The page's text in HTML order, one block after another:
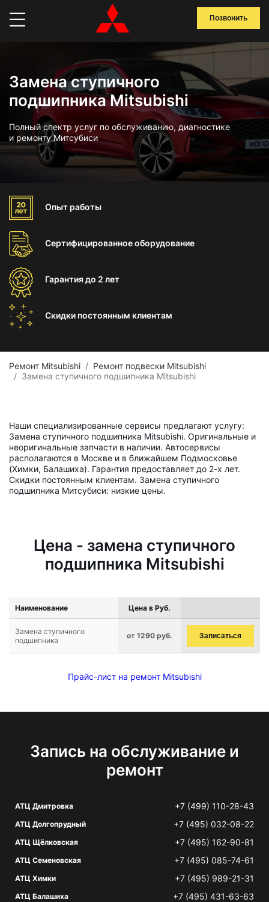
Позвонить
Замена ступичного
подшипника Mitsubishi
Полный спектр услуг по обслуживанию, диагностике
и ремонту Митсубиси
Опыт работы
Сертифицированноеоборудование
Гарантиядо 2 лет
Скидки постоянным клиентам
Ремонт Mitsubishi
Ремонт подвески Mitsubishi
Замена ступичного подшипника Mitsubishi
Наши специализированные сервисы предлагают услугу:
Замена ступичного подшипника Mitsubishi. Оригинальные и
неоригинальные запчасти в наличии. Автосервисы
располагаются в Москве и в ближайшем Подмосковье
(Химки, Балашиха). Гарантия предоставляет до 2-х лет.
Скидки постоянным клиентам. Замена ступичного
подшипника Митсубиси: низкие цены.
Цена - замена ступичного
подшипника Mitsubishi
Наименование Цена в Руб.
Замена ступичного
подшипника
от 1290 руб. Записаться
Прайс-лист на ремонт Mitsubishi
Запись на обслуживание и
ремонт
АТЦ Дмитровка +7 (499) 110-28-43
АТЦ Долгопрудный +7 (495) 032-08-22
АТЦ Щёлковская +7 (495) 162-90-81
АТЦ Семеновская +7 (495) 085-74-61
АТЦ Химки +7 (495) 989-21-31
АТЦ Балашиха +7 (495) 431-63-63